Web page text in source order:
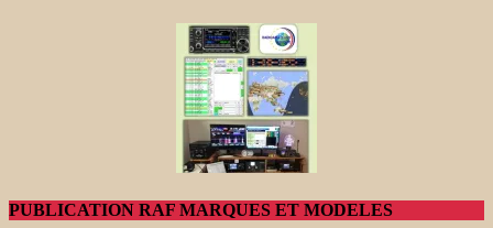
PUBLICATION RAF MARQUES ET MODELES